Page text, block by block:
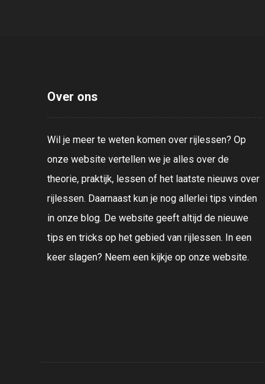
Over ons
Wil je meer te weten komen over rijlessen? Op
onze website vertellen we je alles over de
theorie, praktijk, lessen of het laatste nieuws over
rijlessen. Daarnaast kun je nog allerlei tips vinden
in onze blog. De website geeft altijd de nieuwe
tips en tricks op het gebied van rijlessen. In een
keer slagen? Neem een kijkje op onze website.